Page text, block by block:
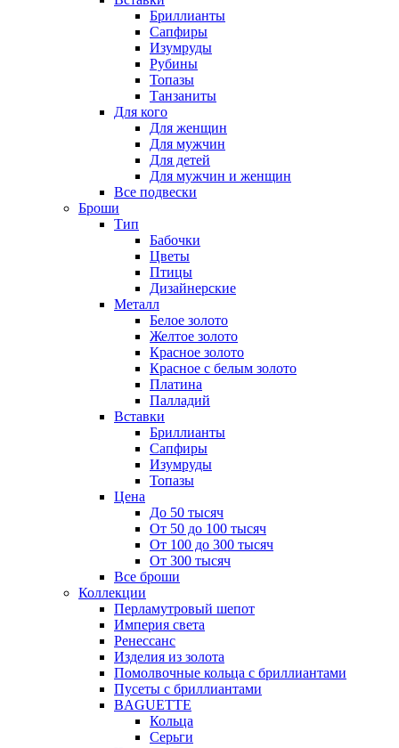
Бриллианты
Сапфиры
Изумруды
Рубины
Топазы
Танзаниты
Для кого
Для женщин
Для мужчин
Для детей
Для мужчин и женщин
Все подвески
Броши
Тип
Бабочки
Цветы
Птицы
Дизайнерские
Металл
Белое золото
Желтое золото
Красное золото
Красное с белым золото
Платина
Палладий
Вставки
Бриллианты
Сапфиры
Изумруды
Топазы
Цена
До 50 тысяч
От 50 до 100 тысяч
От 100 до 300 тысяч
От 300 тысяч
Все броши
Коллекции
Перламутровый шепот
Империя света
Ренессанс
Изделия из золота
Помолвочные кольца с бриллиантами
Пусеты с бриллиантами
BAGUETTE
Кольца
Серьги